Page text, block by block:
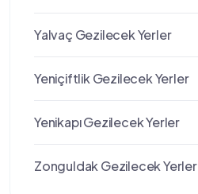
Yalvaç Gezilecek Yerler
Yeniçiftlik Gezilecek Yerler
Yenikapı Gezilecek Yerler
Zonguldak Gezilecek Yerler